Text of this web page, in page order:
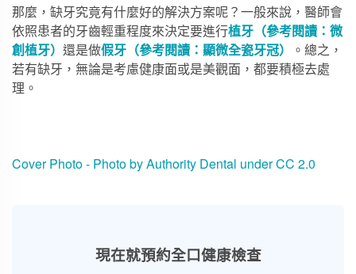
那麼，缺牙究竟有什麼好的解決方案呢？一般來說，醫師會
依照患者的牙齒輕重程度來決定要進行植牙（參考閱讀： 微
創植牙） 還是做假牙（參考閱讀： 顯微全瓷牙冠）
。總之，
若有缺牙，無論是考慮健康面或是美觀面，都要積極去處
理。
Cover Photo - Photo by Authority Dental under CC 2.0
現在就預約全口健康檢查